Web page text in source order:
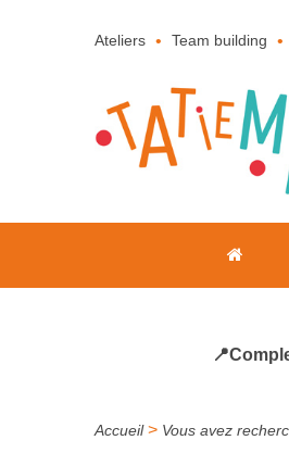
Ateliers Team building
Accueil> Vous avez